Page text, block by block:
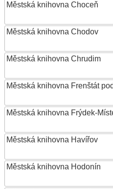
Městská knihovna Choceň
Městská knihovna Chodov
Městská knihovna Chrudim
Městská knihovna Frenštát
Městská knihovna Frýdek-
Městská knihovna Havířov
Městská knihovna Hodonín